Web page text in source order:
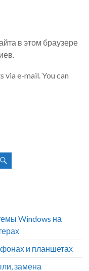
в этом браузере
e-mail. You can
Windows на
и планшетах
замена